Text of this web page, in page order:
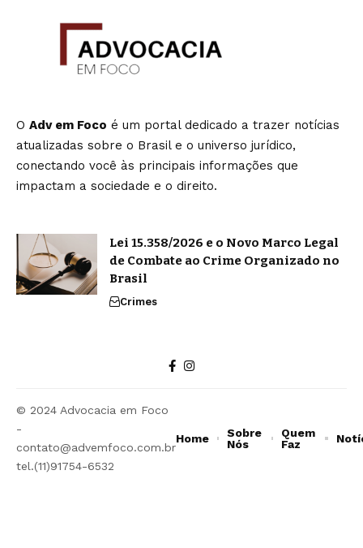
O Adv em Foco é um portal dedicado a trazer notícias
atualizadas sobre o Brasil e o universo jurídico,
conectando você às principais informações que
impactam a sociedade e o direito.
Lei 15.358/2026 e o Novo Marco Legal
de Combate ao Crime Organizado no
Brasil
Crimes
© 2024 Advocacia em Foco
-
contato@advemfoco.com.br
tel.(11)91754-6532
Home
Sobre
Nós
Quem
Faz